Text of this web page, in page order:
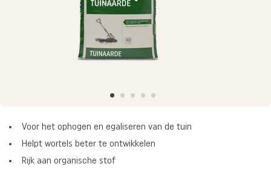
Voor het ophogen en egaliseren van de tuin
Helpt wortels beter te ontwikkelen
Rijk aan organische stof